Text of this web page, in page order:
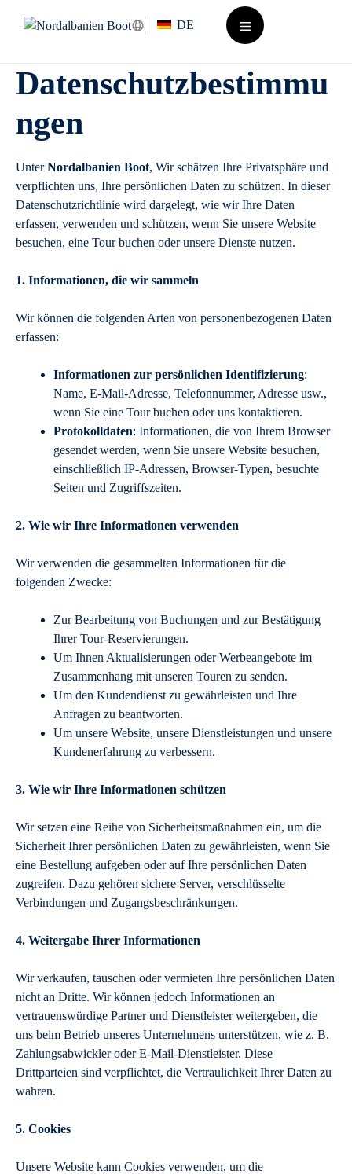
Inhalt
DE
Menü
Datenschutzbestimmu
ngen
UnterNordalbanien Boot, Wir schätzen Ihre Privatsphäre und
verpflichten uns, Ihre persönlichen Daten zu schützen. In dieser
Datenschutzrichtlinie wird dargelegt, wie wir Ihre Daten
erfassen, verwenden und schützen, wenn Sie unsere Website
besuchen, eine Tour buchen oder unsere Dienste nutzen.
1. Informationen, die wir sammeln
Wir können die folgenden Arten von personenbezogenen Daten
erfassen:
Informationen zur persönlichen Identifizierung:
Name, E-Mail-Adresse, Telefonnummer, Adresse usw.,
wenn Sie eine Tour buchen oder uns kontaktieren.
Protokolldaten: Informationen, die von Ihrem Browser
gesendet werden, wenn Sie unsere Website besuchen,
einschließlich IP-Adressen, Browser-Typen, besuchte
Seiten und Zugriffszeiten.
2. Wie wir Ihre Informationen verwenden
Wir verwenden die gesammelten Informationen für die
folgenden Zwecke:
Zur Bearbeitung von Buchungen und zur Bestätigung
Ihrer Tour-Reservierungen.
Um Ihnen Aktualisierungen oder Werbeangebote im
Zusammenhang mit unseren Touren zu senden.
Um den Kundendienst zu gewährleisten und Ihre
Anfragen zu beantworten.
Um unsere Website, unsere Dienstleistungen und unsere
Kundenerfahrung zu verbessern.
3. Wie wir Ihre Informationen schützen
Wir setzen eine Reihe von Sicherheitsmaßnahmen ein, um die
Sicherheit Ihrer persönlichen Daten zu gewährleisten, wenn Sie
eine Bestellung aufgeben oder auf Ihre persönlichen Daten
zugreifen. Dazu gehören sichere Server, verschlüsselte
Verbindungen und Zugangsbeschränkungen.
4. Weitergabe Ihrer Informationen
Wir verkaufen, tauschen oder vermieten Ihre persönlichen Daten
nicht an Dritte. Wir können jedoch Informationen an
vertrauenswürdige Partner und Dienstleister weitergeben, die
uns beim Betrieb unseres Unternehmens unterstützen, wie z. B.
Zahlungsabwickler oder E-Mail-Dienstleister. Diese
Drittparteien sind verpflichtet, die Vertraulichkeit Ihrer Daten zu
wahren.
5. Cookies
Unsere Website kann Cookies verwenden, um die